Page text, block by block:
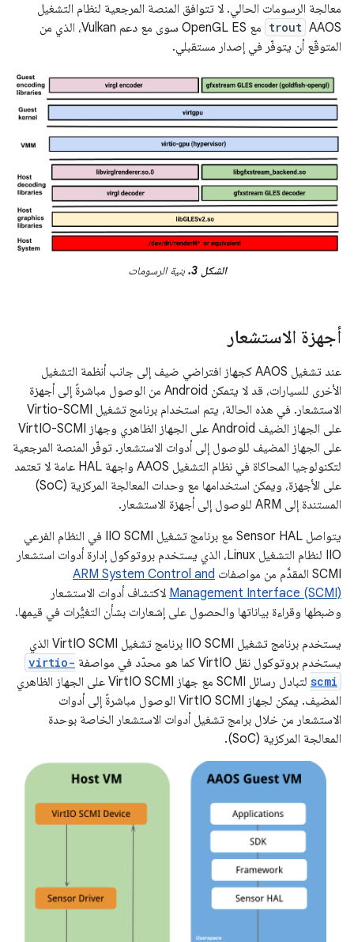
معالجة الرسومات الحالي. لا تتوافق المنصة المرجعية لنظام التشغيل
AAOS
trout مع OpenGL ES سوى
مع دعم Vulkan، الذي من
المتوقّع أن يتوفّر في إصدار مستقبلي.
الشكل 3. بنية الرسومات
أجهزة الاستشعار
عند تشغيل AAOS كجهاز افتراضي ضيف إلى جانب أنظمة التشغيل
الأخرى للسيارات، قد لا يتمكن Android من الوصول مباشرةً إلى أجهزة
الاستشعار. في هذه الحالة، يتم استخدام برنامج تشغيل Virtio-SCMI
على الجهاز الضيف Android على الجهاز الظاهري وجهاز VirtIO-SCMI
على الجهاز المضيف للوصول إلى أدوات الاستشعار. توفّر المنصة المرجعية
لتكنولوجيا المحاكاة في نظام التشغيل AAOS واجهة HAL عامة لا تعتمد
على الأجهزة، ويمكن استخدامها مع وحدات المعالجة المركزية (SoC)
المستندة إلى ARM للوصول إلى أجهزة الاستشعار.
يتواصل Sensor HAL مع برنامج تشغيل IIO SCMI في النظام الفرعي
IIO لنظام التشغيل Linux، الذي يستخدم بروتوكول إدارة أدوات استشعار
SCMI المقدَّم من مواصفات
ARM System Control and
Management Interface (SCMI) لاكتشاف أدوات الاستشعار
وضبطها وقراءة بياناتها والحصول على إشعارات بشأن التغيُّرات في قيمها.
يستخدم برنامج تشغيل IIO SCMI برنامج تشغيل VirtIO SCMI الذي
يستخدم بروتوكول نقل VirtIO كما هو محدّد في مواصفة
virtio-
scmi
لتبادل رسائل SCMI مع جهاز VirtIO SCMI على الجهاز الظاهري
المضيف. يمكن لجهاز VirtIO SCMI الوصول مباشرةً إلى أدوات
الاستشعار من خلال برامج تشغيل أدوات الاستشعار الخاصة بوحدة
المعالجة المركزية (SoC).